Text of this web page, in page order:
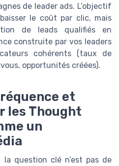
de leader ads. L’objectif
le coût par clic, mais
de leads qualifiés en
construite par vos leaders
cohérents (taux de
opportunités créées).
et
les Thought
un
question clé n’est pas de